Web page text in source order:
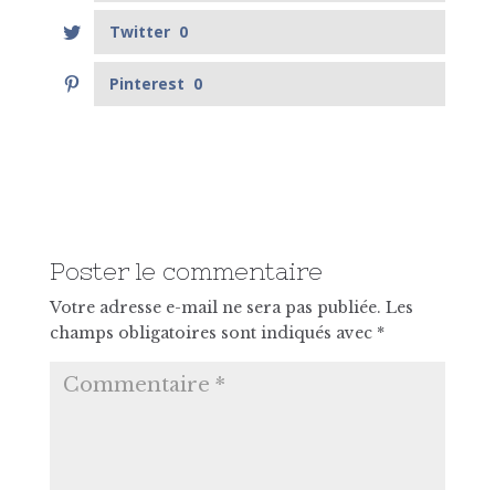
Twitter 0
Pinterest 0
Poster le commentaire
Votre adresse e-mail ne sera pas publiée. Les
champs obligatoires sont indiqués avec *